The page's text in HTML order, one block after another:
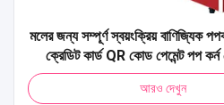
মলের জন্য সম্পূর্ণ স্বয়ংক্রিয় বাণিজ্যিক
ক্রেডিট কার্ড QR কোড পেমেন্ট পপ কর্ন
আরও দেখুন